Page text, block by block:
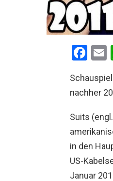
F
ce
b
o
o
k
nachher
Suits
in den
US-
Januar